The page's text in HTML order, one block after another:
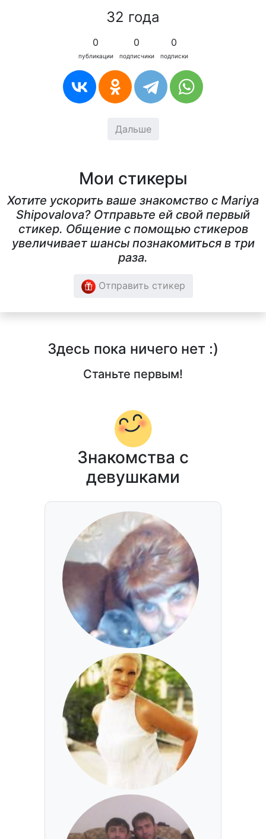
32 года
0
публикации
0
подписчики
0
подписки
Дальше
Мои стикеры
Хотите ускорить ваше знакомство с Mariya
Shipovalova? Отправьте ей свой первый
стикер. Общение с помощью стикеров
увеличивает шансы познакомиться в три
раза.
Отправить стикер
Здесь пока ничего нет :)
Станьте первым!
Знакомства с
девушками